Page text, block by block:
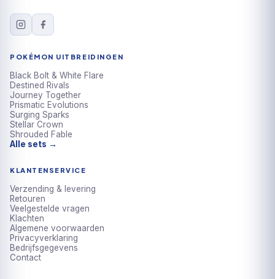
POKÉMON UITBREIDINGEN
Black Bolt & White Flare
Destined Rivals
Journey Together
Prismatic Evolutions
Surging Sparks
Stellar Crown
Shrouded Fable
Alle sets →
KLANTENSERVICE
Verzending & levering
Retouren
Veelgestelde vragen
Klachten
Algemene voorwaarden
Privacyverklaring
Bedrijfsgegevens
Contact